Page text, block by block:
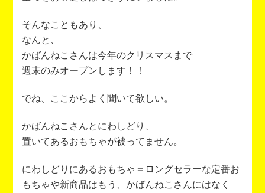
そんなこともあり、
なんと、
かばんねこさんは今年のクリスマスまで
週末のみオープンします！！
でね、ここからよく聞いて欲しい。
かばんねこさんとにわしどり、
置いてあるおもちゃが被ってません。
にわしどりにあるおもちゃ＝ロングセラーな定番お
もちゃや新商品はもう、かばんねこさんにはなく